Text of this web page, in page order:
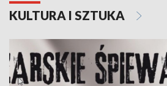
KULTURA I SZTUKA